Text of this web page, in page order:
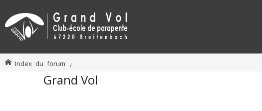
Index du forum
Grand Vol